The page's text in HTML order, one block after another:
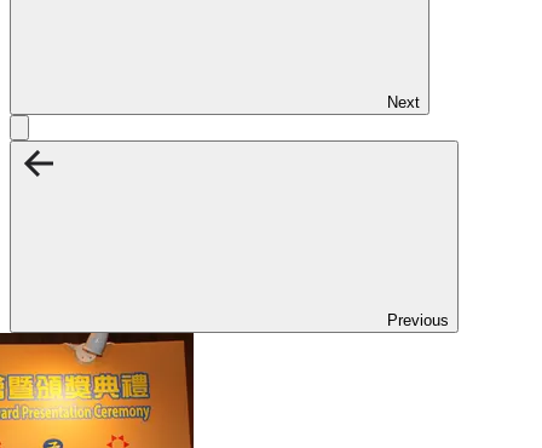
Next
Previous